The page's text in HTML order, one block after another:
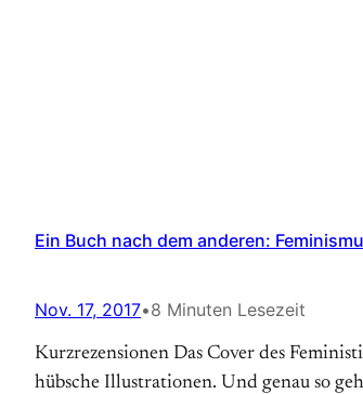
Ein Buch nach dem anderen:
Nov. 17, 2017•8 Minuten Lesezeit
Kurzrezensionen Das Cover des
hübsche Illustrationen. Und genau so